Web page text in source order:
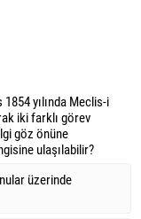
yılında Meclis-i
iki farklı görev
göz önüne
ulaşılabilir?
üzerinde